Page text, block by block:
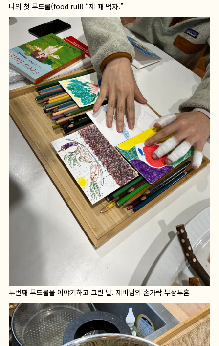
나의 첫 푸드룰(food rull) “제 때 먹자.”
두번째 푸드룰을 이야기하고 그린 날. 제비님의 손가락 부상투혼